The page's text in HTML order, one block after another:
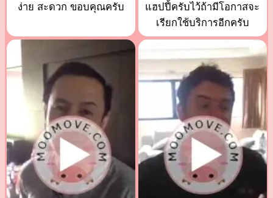
ง่าย สะดวก ขอบคุณครับ
แฮปปี้ครับไว้ถ้ามีโอกาสจะ
เรียกใช้บริการอีกครับ